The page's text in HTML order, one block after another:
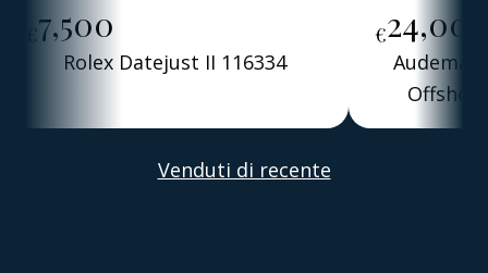
€7,500
Rolex Datejust II 116334
€
Venduti di recente